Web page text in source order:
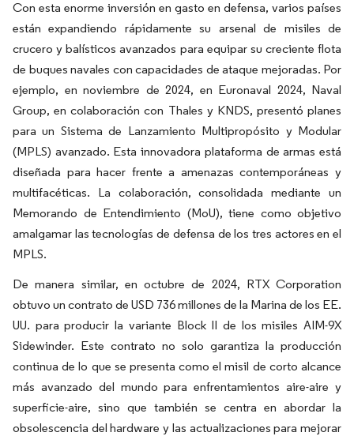
Con esta enorme inversión en gasto en defensa, varios países
están expandiendo rápidamente su arsenal de misiles de
crucero y balísticos avanzados para equipar su creciente flota
de buques navales con capacidades de ataque mejoradas. Por
ejemplo, en noviembre de 2024, en Euronaval 2024, Naval
Group, en colaboración con Thales y KNDS, presentó planes
para un Sistema de Lanzamiento Multipropósito y Modular
(MPLS) avanzado. Esta innovadora plataforma de armas está
diseñada para hacer frente a amenazas contemporáneas y
multifacéticas. La colaboración, consolidada mediante un
Memorando de Entendimiento (MoU), tiene como objetivo
amalgamar las tecnologías de defensa de los tres actores en el
MPLS.
De manera similar, en octubre de 2024, RTX Corporation
obtuvo un contrato de USD 736 millones de la Marina de los EE.
UU. para producir la variante Block II de los misiles AIM-9X
Sidewinder. Este contrato no solo garantiza la producción
continua de lo que se presenta como el misil de corto alcance
más avanzado del mundo para enfrentamientos aire-aire y
superficie-aire, sino que también se centra en abordar la
obsolescencia del hardware y las actualizaciones para mejorar